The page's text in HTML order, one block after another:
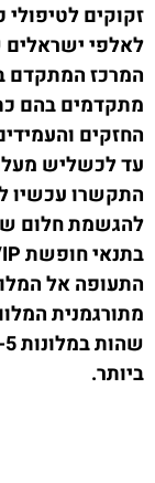
זקוקים
לאלפי ישראלים
המרכז המתקדם
מתקדמים בהם
החזקים
עד לכשליש
התקשרו עכשיו
להגשמת חלום
התעופה אל
מתורגמנית
ביותר.